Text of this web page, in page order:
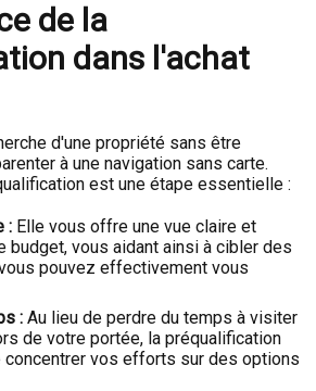
de la
dans l'achat
d'une propriété sans être
à une navigation sans carte.
est une étape essentielle :
: Elle vous offre une vue claire et
budget, vous aidant ainsi à cibler des
pouvez effectivement vous
: Au lieu de perdre du temps à visiter
de votre portée, la préqualification
concentrer vos efforts sur des options